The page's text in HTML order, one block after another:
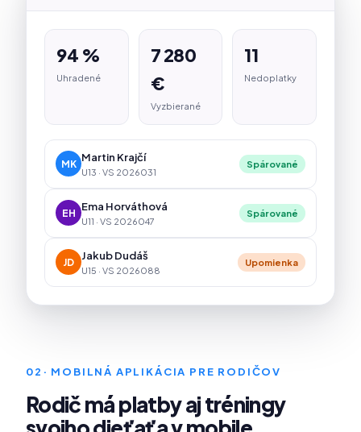
94 %
Uhradené
7 280
€
Vyzbierané
11
Nedoplatky
MK
Martin Krajčí
U13 · VS 2026031
Spárované
EH
Ema Horváthová
U11 · VS 2026047
Spárované
JD
Jakub Dudáš
U15 · VS 2026088
Upomienka
02 · MOBILNÁ APLIKÁCIA PRE RODIČOV
Rodič má platby aj tréningy